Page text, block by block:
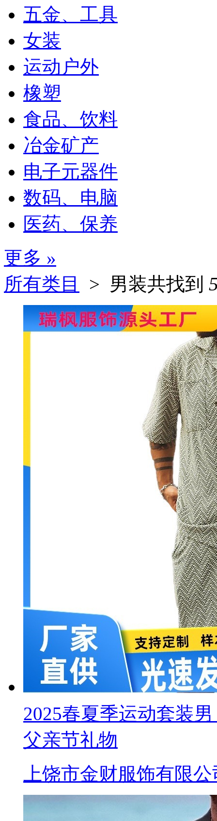
五金、工具
女装
运动户外
橡塑
食品、饮料
冶金矿产
电子元器件
数码、电脑
医药、保养
更多 »
所有类目
> 男装共找到
2025春夏季运动套装
父亲节礼物
上饶市金财服饰有限